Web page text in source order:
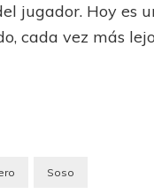
jugador. Hoy es
cada vez más
Soso